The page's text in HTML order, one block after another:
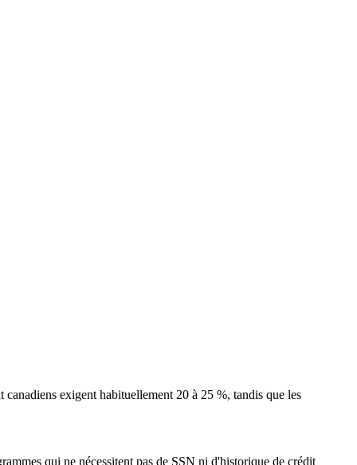
exigent habituellement 20 à 25 %, tandis que les
qui ne nécessitent pas de SSN ni d'historique de crédit